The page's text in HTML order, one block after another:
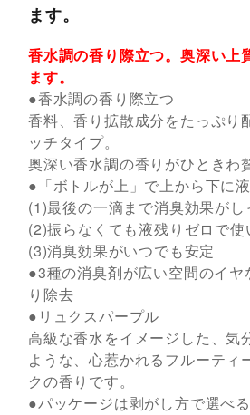
ます。
香水調の香り際立つ。奥深い上
ます。
●香水調の香り際立つ
香料、香り拡散成分をたっぷり
ッチタイプ。
奥深い香水調の香りがひときわ
●「ボトルが上」で上から下に液
(1)最後の一滴まで消臭効果がし
(2)振らなくても液残りゼロで使
(3)消臭効果がいつでも安定
●3種の消臭剤が広い空間のイ
り除去
●リュクスパープル
高級な香水をイメージした、気
ような、心惹かれるフルーティ
クの香りです。
●パッケージは剥がし方で選べ